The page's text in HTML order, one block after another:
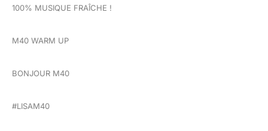
100% MUSIQUE FRAÎCHE !
M40 WARM UP
BONJOUR M40
#LISAM40